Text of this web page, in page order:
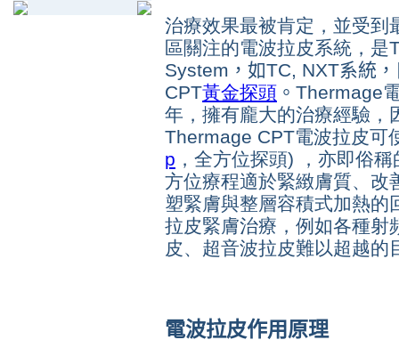
治療效果最被肯定，並受到
區關注的電波拉皮系統，是
System ，如TC, NXT系統
CPT黃金探頭 。 Thermage
年，擁有龐大的治療經驗，
Thermage CPT電波拉皮可
p ，全方位探頭) ，亦即俗稱
方位療程適於緊緻膚質、改
塑緊膚與整層容積式加熱的
拉皮緊膚治療，例如各種射
皮、超音波拉皮難以超越的
電波拉皮作用原理